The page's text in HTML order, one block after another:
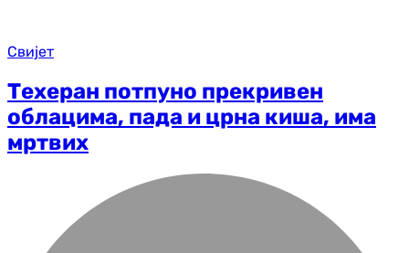
Свијет
Техеран потпуно прекривен
облацима, пада и црна киша, има
мртвих